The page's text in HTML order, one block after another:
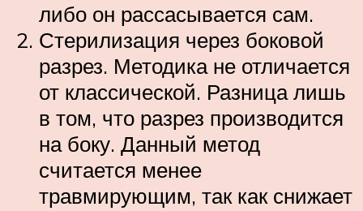
либо он рассасывается сам.
Стерилизация через боковой
разрез. Методика не отличается
от классической. Разница лишь
в том, что разрез производится
на боку. Данный метод
считается менее
травмирующим, так как снижает